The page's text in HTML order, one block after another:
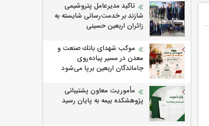
تاکید مدیرعامل پتروشیمی
شازند بر خدمت‌رسانی شایسته به
زائران اربعین حسینی
موكب شهدای بانك صنعت و
معدن در مسیر پیاده‌روی
جاماندگان اربعین برپا می‌شود
مأموریت معاون پشتیبانی
پژوهشكده بیمه به پایان رسید